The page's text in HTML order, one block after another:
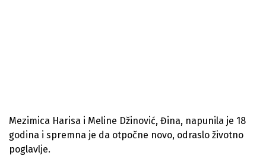
Mezimica Harisa i Meline Džinović, Đina, napunila je 18
godina i spremna je da otpočne novo, odraslo životno
poglavlje.